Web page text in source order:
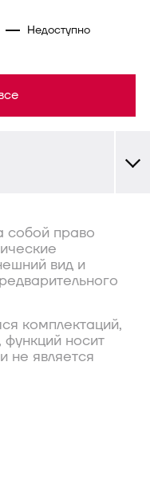
Недоступно
собой право
вид и
комплектаций,
функций носит
не является